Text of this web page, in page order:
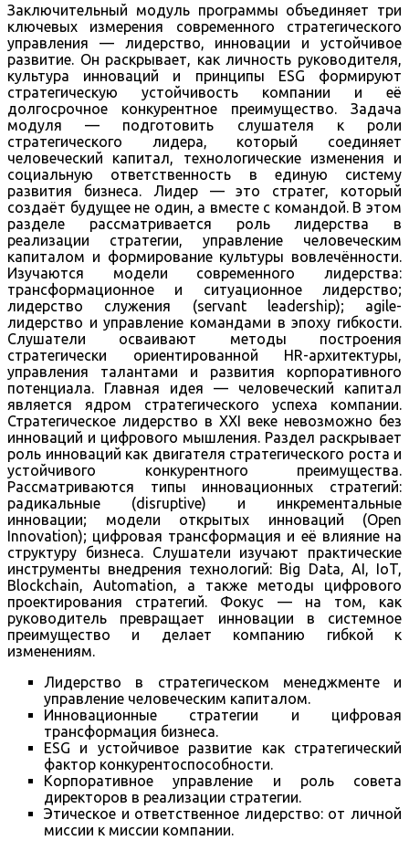
Заключительный модуль программы объединяет три
ключевых измерения современного стратегического
управления — лидерство, инновации и устойчивое
развитие. Он раскрывает, как личность руководителя,
культура инноваций и принципы ESG формируют
стратегическую устойчивость компании и её
долгосрочное конкурентное преимущество. Задача
модуля — подготовить слушателя к роли
стратегического лидера, который соединяет
человеческий капитал, технологические изменения и
социальную ответственность в единую систему
развития бизнеса. Лидер — это стратег, который
создаёт будущее не один, а вместе с командой. В этом
разделе рассматривается роль лидерства в
реализации стратегии, управление человеческим
капиталом и формирование культуры вовлечённости.
Изучаются модели современного лидерства:
трансформационное и ситуационное лидерство;
лидерство служения (servant leadership); agile-
лидерство и управление командами в эпоху гибкости.
Слушатели осваивают методы построения
стратегически ориентированной HR-архитектуры,
управления талантами и развития корпоративного
потенциала. Главная идея — человеческий капитал
является ядром стратегического успеха компании.
Стратегическое лидерство в XXI веке невозможно без
инноваций и цифрового мышления. Раздел раскрывает
роль инноваций как двигателя стратегического роста и
устойчивого конкурентного преимущества.
Рассматриваются типы инновационных стратегий:
радикальные (disruptive) и инкрементальные
инновации; модели открытых инноваций (Open
Innovation); цифровая трансформация и её влияние на
структуру бизнеса. Слушатели изучают практические
инструменты внедрения технологий: Big Data, AI, IoT,
Blockchain, Automation, а также методы цифрового
проектирования стратегий. Фокус — на том, как
руководитель превращает инновации в системное
преимущество и делает компанию гибкой к
изменениям.
Лидерство в стратегическом менеджменте и
управление человеческим капиталом.
Инновационные стратегии и цифровая
трансформация бизнеса.
ESG и устойчивое развитие как стратегический
фактор конкурентоспособности.
Корпоративное управление и роль совета
директоров в реализации стратегии.
Этическое и ответственное лидерство: от личной
миссии к миссии компании.